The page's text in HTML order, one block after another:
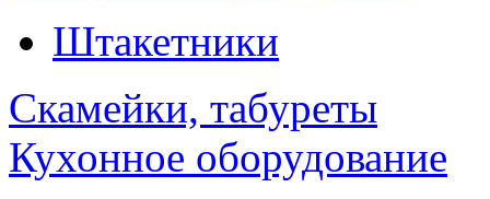
Штакетники
Скамейки, табуреты
Кухонное оборудование